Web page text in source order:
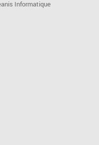
Informatique